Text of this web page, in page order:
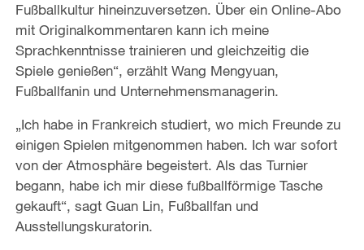
Fußballkultur hineinzuversetzen. Über ein Online-Abo
mit Originalkommentaren kann ich meine
Sprachkenntnisse trainieren und gleichzeitig die
Spiele genießen“, erzählt Wang Mengyuan,
Fußballfanin und Unternehmensmanagerin.
„Ich habe in Frankreich studiert, wo mich Freunde zu
einigen Spielen mitgenommen haben. Ich war sofort
von der Atmosphäre begeistert. Als das Turnier
begann, habe ich mir diese fußballförmige Tasche
gekauft“, sagt Guan Lin, Fußballfan und
Ausstellungskuratorin.